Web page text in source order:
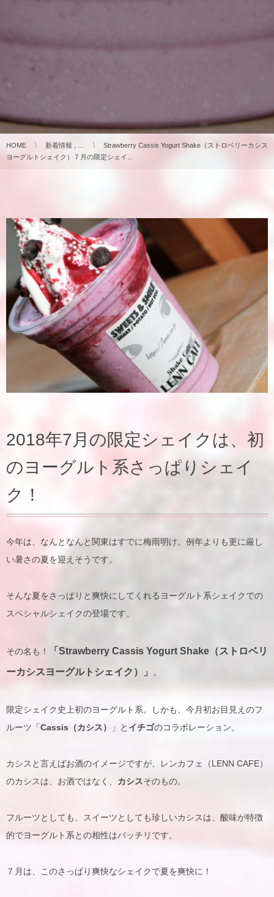
HOME 新着情報 , …
Strawberry Cassis Yogurt Shake（ストロベリーカシス
ヨーグルトシェイク）７月の限定シェイ...
2018年7月の限定シェイクは、初
のヨーグルト系さっぱりシェイ
ク！
今年は、なんとなんと関東はすでに梅雨明け。例年よりも更に厳し
い暑さの夏を迎えそうです。
そんな夏をさっぱりと爽快にしてくれるヨーグルト系シェイクでの
スペシャルシェイクの登場です。
その名も！
「Strawberry Cassis Yogurt Shake（ストロベリ
ーカシスヨーグルトシェイク）」
。
限定シェイク史上初のヨーグルト系。しかも、今月初お目見えのフ
ルーツ「 Cassis（カシス） 」と イチゴのコラボレーション。
カシスと言えばお酒のイメージですが、レンカフェ（LENN CAFE）
のカシスは、お酒ではなく、 カシスそのもの。
フルーツとしても、スイーツとしても珍しいカシスは、酸味が特徴
的でヨーグルト系との相性はバッチリです。
７月は、このさっぱり爽快なシェイクで夏を爽快に！